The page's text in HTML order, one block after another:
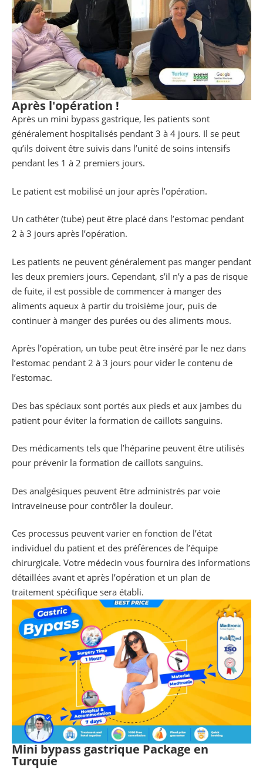
Après l'opération !
Après un mini bypass gastrique, les patients sont
généralement hospitalisés pendant 3 à 4 jours. Il se peut
qu’ils doivent être suivis dans l’unité de soins intensifs
pendant les 1 à 2 premiers jours.
Le patient est mobilisé un jour après l’opération.
Un cathéter (tube) peut être placé dans l’estomac pendant
2 à 3 jours après l’opération.
Les patients ne peuvent généralement pas manger pendant
les deux premiers jours. Cependant, s’il n’y a pas de risque
de fuite, il est possible de commencer à manger des
aliments aqueux à partir du troisième jour, puis de
continuer à manger des purées ou des aliments mous.
Après l’opération, un tube peut être inséré par le nez dans
l’estomac pendant 2 à 3 jours pour vider le contenu de
l’estomac.
Des bas spéciaux sont portés aux pieds et aux jambes du
patient pour éviter la formation de caillots sanguins.
Des médicaments tels que l’héparine peuvent être utilisés
pour prévenir la formation de caillots sanguins.
Des analgésiques peuvent être administrés par voie
intraveineuse pour contrôler la douleur.
Ces processus peuvent varier en fonction de l’état
individuel du patient et des préférences de l’équipe
chirurgicale. Votre médecin vous fournira des informations
détaillées avant et après l’opération et un plan de
traitement spécifique sera établi.
Mini bypass gastrique Package en
Turquie